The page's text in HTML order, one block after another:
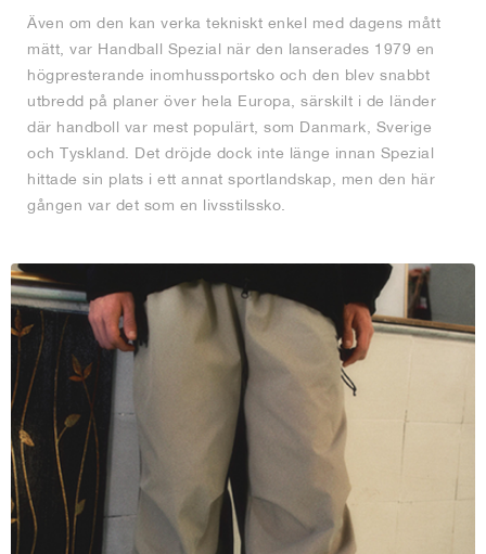
Även om den kan verka tekniskt enkel med dagens mått
mätt, var Handball Spezial när den lanserades 1979 en
högpresterande inomhussportsko och den blev snabbt
utbredd på planer över hela Europa, särskilt i de länder
där handboll var mest populärt, som Danmark, Sverige
och Tyskland. Det dröjde dock inte länge innan Spezial
hittade sin plats i ett annat sportlandskap, men den här
gången var det som en livsstilssko.